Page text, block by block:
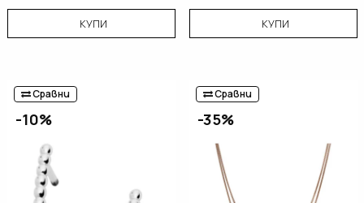
КУПИ КУПИ
Сравни
-10%
Сравни
-35%